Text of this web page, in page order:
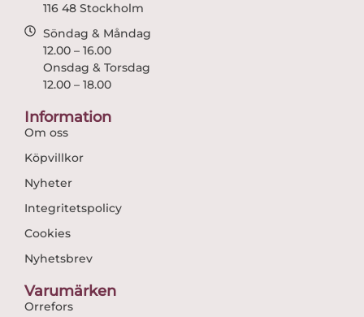
116 48 Stockholm
Söndag & Måndag
12.00 – 16.00
Onsdag & Torsdag
12.00 – 18.00
Information
Om oss
Köpvillkor
Nyheter
Integritetspolicy
Cookies
Nyhetsbrev
Varumärken
Orrefors